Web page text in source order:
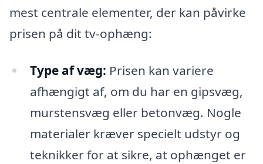
mest centrale elementer, der kan påvirke
prisen på dit tv-ophæng:
Type af væg: Prisen kan variere
afhængigt af, om du har en gipsvæg,
murstensvæg eller betonvæg. Nogle
materialer kræver specielt udstyr og
teknikker for at sikre, at ophænget er